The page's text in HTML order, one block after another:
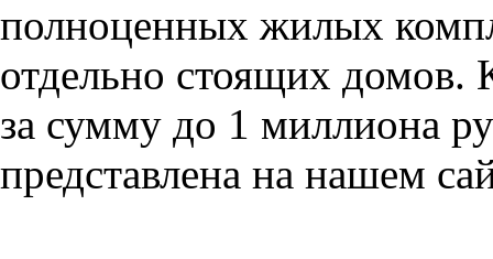
полноценных жилых
отдельно стоящих домов.
за сумму до 1 миллиона
представлена на нашем